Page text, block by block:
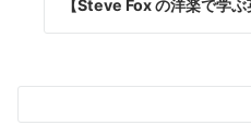
【Steve Fox の洋楽で学